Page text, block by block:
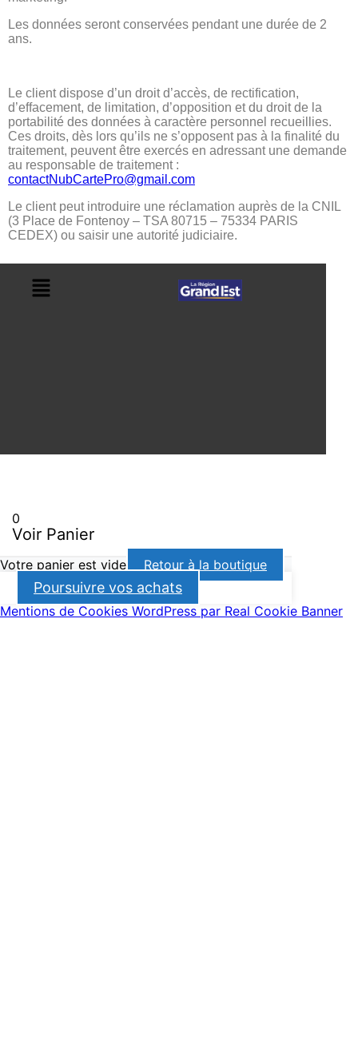
Les données seront conservées pendant une durée de 2
ans.
Le client dispose d’un droit d’accès, de rectification,
d’effacement, de limitation, d’opposition et du droit de la
portabilité des données à caractère personnel recueillies.
Ces droits, dès lors qu’ils ne s’opposent pas à la finalité du
traitement, peuvent être exercés en adressant une demande
au responsable de traitement :
contactNubCartePro@gmail.com
Le client peut introduire une réclamation auprès de la CNIL
(3 Place de Fontenoy – TSA 80715 – 75334 PARIS
CEDEX) ou saisir une autorité judiciaire.
0
Voir Panier
Votre panier est vide Retour à la boutique
Poursuivre vos achats
Mentions de Cookies WordPress par Real Cookie Banner